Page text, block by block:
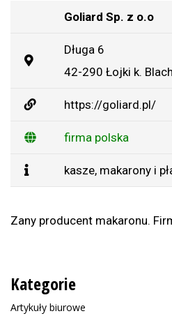
Goliard Sp. z o.o
Długa 6
42-290 Łojki k.
https://goliard.pl/
firma polska
kasze, makarony i
Zany producent makaronu.
Kategorie
Artykuły biurowe